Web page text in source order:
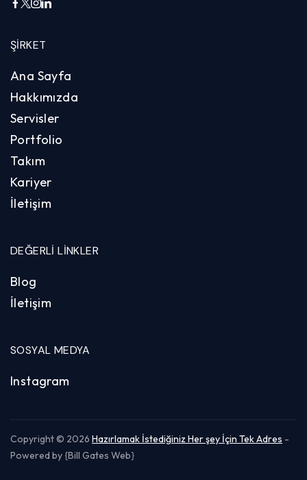
ŞIRKET
Ana Sayfa
Hakkımızda
Servisler
Portfolio
Takım
Kariyer
İletişim
DEĞERLI LINKLER
Blog
İletişim
SOSYAL MEDYA
Instagram
Copyright © 2026 Hazırlamak İstediğiniz Her şey İçin Tek Adres -
Powered by {Bill Gates Web}